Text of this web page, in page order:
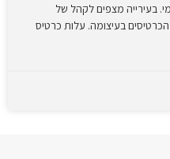
בעירייה מצפים לקהל של
בעיצומה. עלות כרטיס